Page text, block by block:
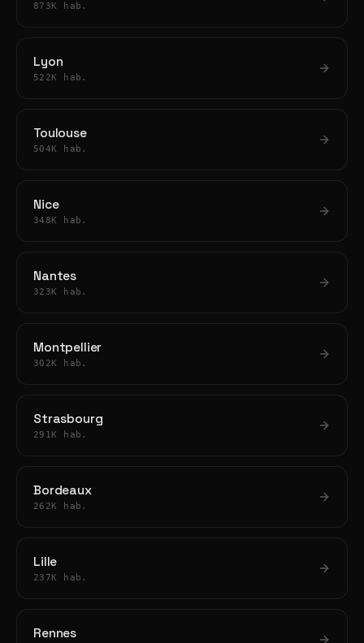
873K hab.
Lyon
522K hab.
Toulouse
504K hab.
Nice
348K hab.
Nantes
323K hab.
Montpellier
302K hab.
Strasbourg
291K hab.
Bordeaux
262K hab.
Lille
237K hab.
Rennes